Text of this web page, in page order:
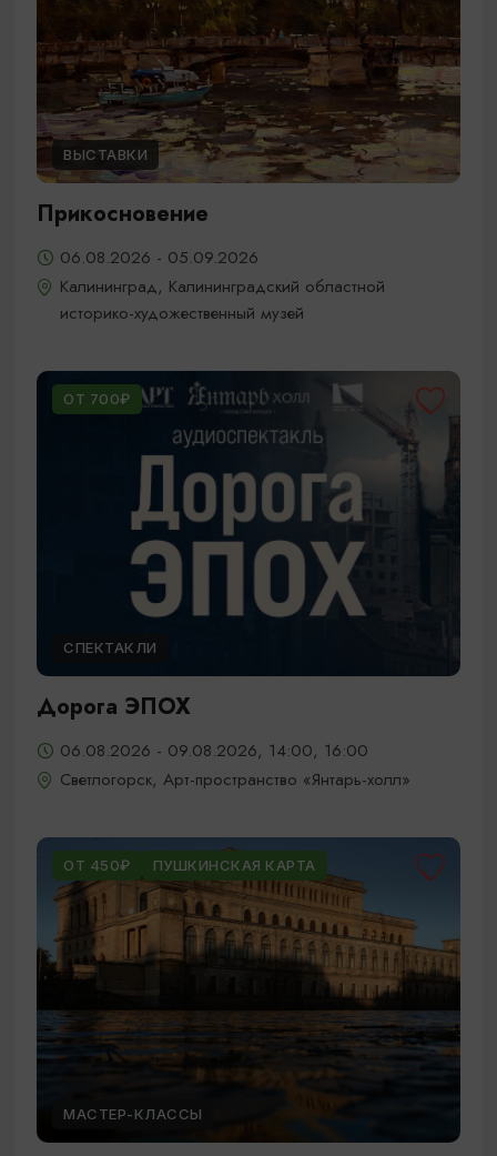
ВЫСТАВКИ
Прикосновение
06.08.2026 - 05.09.2026
Калининград, Калининградский областной
историко-художественный музей
ОТ 700₽
СПЕКТАКЛИ
Дорога ЭПОХ
06.08.2026 - 09.08.2026, 14:00, 16:00
Светлогорск, Арт-пространство «Янтарь-холл»
ОТ 450₽ ПУШКИНСКАЯ КАРТА
МАСТЕР-КЛАССЫ